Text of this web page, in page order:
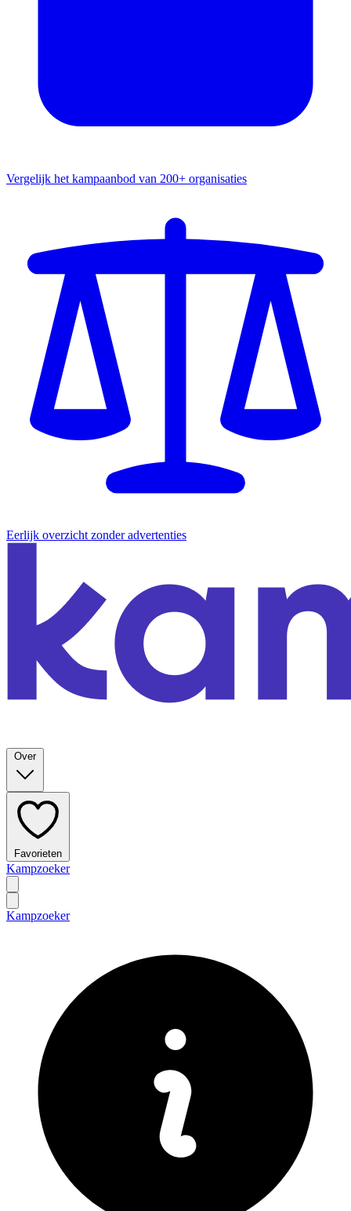
Vergelijk het kampaanbod van 200+ organisaties
Eerlijk overzicht zonder advertenties
Over
Favorieten
Kampzoeker
Kampzoeker